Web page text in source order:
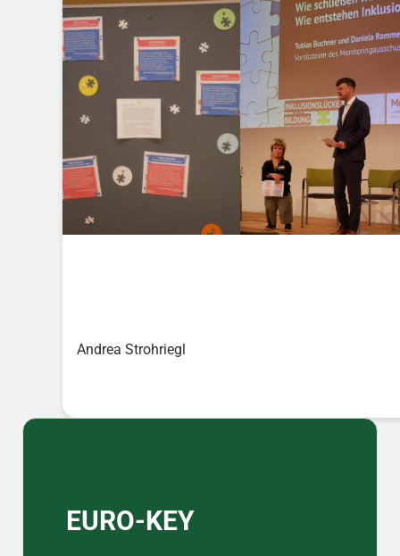
Andrea Strohriegl
Sidebar
EURO-KEY